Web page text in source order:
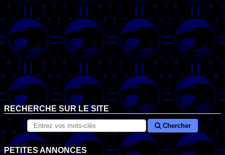
RECHERCHE SUR LE SITE
Chercher
PETITES ANNONCES